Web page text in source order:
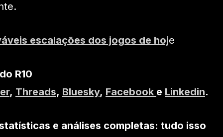
escalações dos jogos de hoje
R10
, Threads, Bluesky, Facebook e Linkedin.
e análises completas: tudo isso